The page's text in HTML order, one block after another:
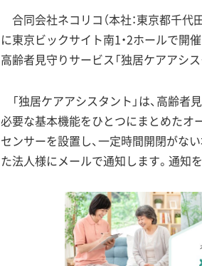
合同会社ネコリコ（本社：東京都千代田
に東京ビックサイト南1・2ホールで開
高齢者見守りサービス「独居ケアアシ
「独居ケアアシスタント」は、高齢
必要な基本機能をひとつにまとめたオ
センサーを設置し、一定時間開閉がな
た法人様にメールで通知します。通知